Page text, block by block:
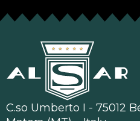
C.so Umberto I - 75012